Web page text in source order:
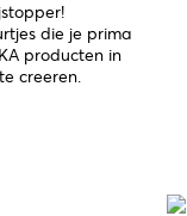
die je prima
producten in
creeren.